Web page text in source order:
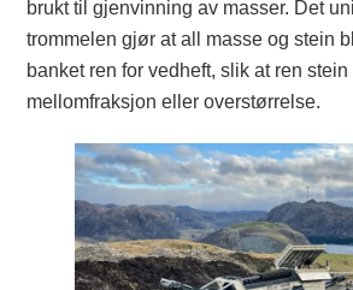
brukt til gjenvinning av masser. Det
trommelen gjør at all masse og stein
banket ren for vedheft, slik at ren
mellomfraksjon eller overstørrelse.